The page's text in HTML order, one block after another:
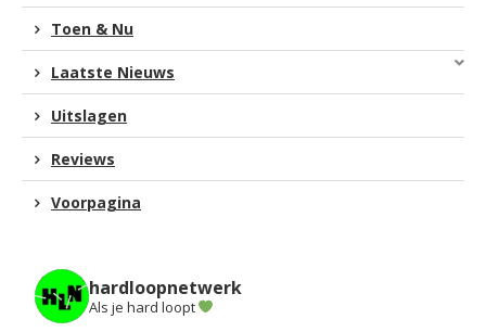
Toen & Nu
Laatste Nieuws
Uitslagen
Reviews
Voorpagina
hardloopnetwerk
Als je hard loopt